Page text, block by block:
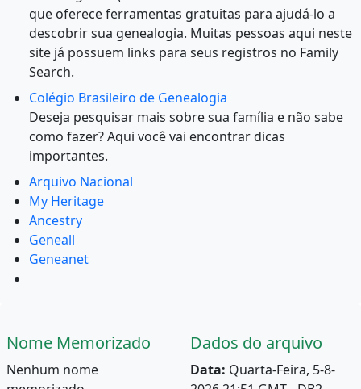
que oferece ferramentas gratuitas para ajudá-lo a
descobrir sua genealogia. Muitas pessoas aqui neste
site já possuem links para seus registros no Family
Search.
Colégio Brasileiro de Genealogia
Deseja pesquisar mais sobre sua família e não sabe
como fazer? Aqui você vai encontrar dicas
importantes.
Arquivo Nacional
My Heritage
Ancestry
Geneall
Geneanet
Nome Memorizado
Nenhum nome
Dados do arquivo
Data: Quarta-Feira, 5-8-